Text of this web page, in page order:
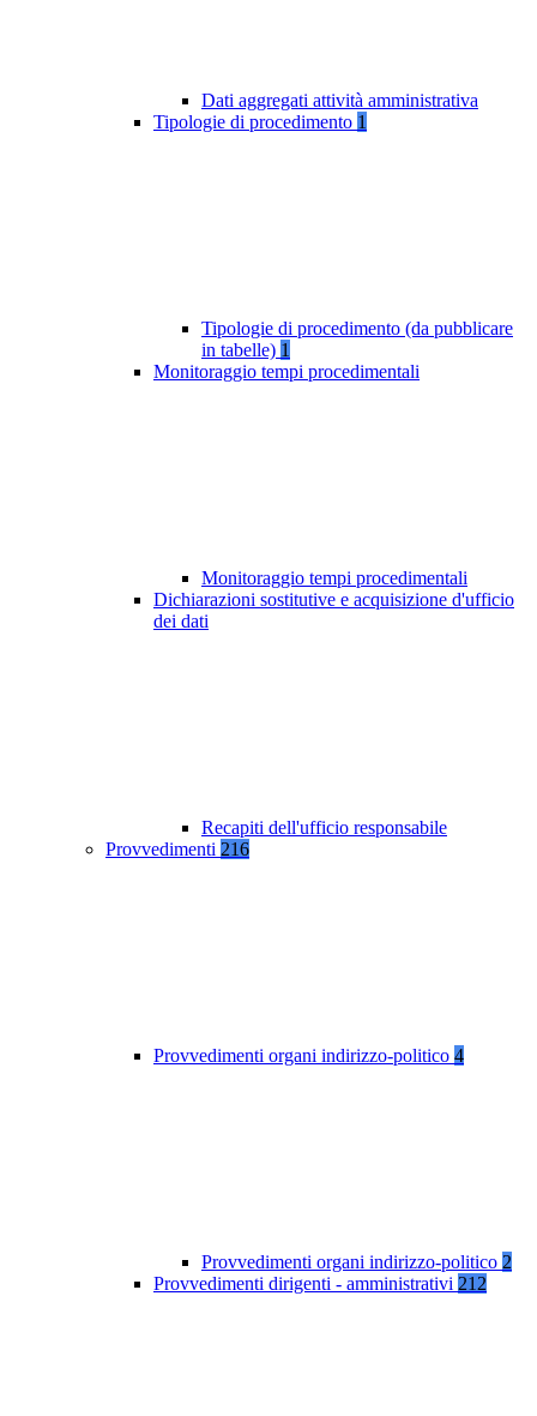
Dati aggregati attività amministrativa
Tipologie di procedimento 1
Tipologie di procedimento (da pubblicare
in tabelle) 1
Monitoraggio tempi procedimentali
Monitoraggio tempi procedimentali
Dichiarazioni sostitutive e acquisizione d'ufficio
dei dati
Recapiti dell'ufficio responsabile
Provvedimenti 216
Provvedimenti organi indirizzo-politico 4
Provvedimenti organi indirizzo-politico 2
Provvedimenti dirigenti - amministrativi 212